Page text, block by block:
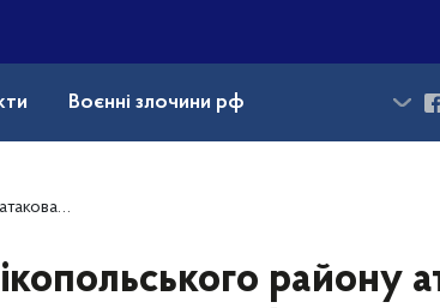
Воєнні злочини рф
наслідки влучань
району